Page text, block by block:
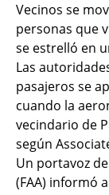
Vecinos se
personas que
se estrelló en
Las
pasajeros se
cuando la
vecindario de
según
Un portavoz
(FAA) informó